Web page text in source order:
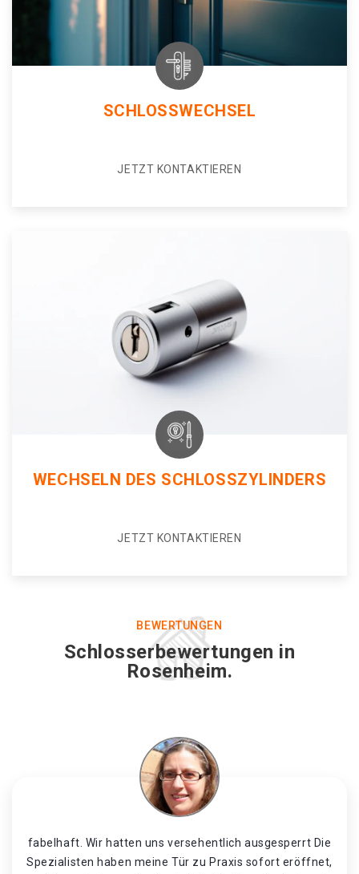
SCHLOSSWECHSEL
JETZT KONTAKTIEREN
WECHSELN DES SCHLOSSZYLINDERS
JETZT KONTAKTIEREN
BEWERTUNGEN
Schlosserbewertungen in
Rosenheim.
fabelhaft. Wir hatten uns versehentlich ausgesperrt Die
Spezialisten haben meine Tür zu Praxis sofort eröffnet,